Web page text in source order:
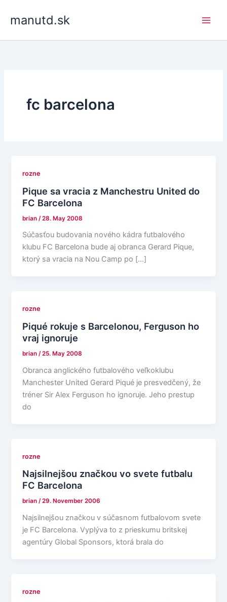
manutd.sk
fc barcelona
rozne
Pique sa vracia z Manchestru United do
FC Barcelona
brian /28. May 2008
Súčasťou budovania nového kádra futbalového
klubu FC Barcelona bude aj obranca Gerard Pique,
ktorý sa vracia na Nou Camp po […]
rozne
Piqué rokuje s Barcelonou, Ferguson ho
vraj ignoruje
brian/25. May 2008
Obranca anglického futbalového veľkoklubu
Manchester United Gerard Piqué je presvedčený, že
tréner Sir Alex Ferguson ho ignoruje. Jeho prestup
do
rozne
Najsilnejšou značkou vo svete futbalu
FC Barcelona
brian/29. November 2006
Najsilnejšou značkou v súčasnom futbalovom svete
je FC Barcelona. Vyplýva to z prieskumu britskej
agentúry Global Sponsors, ktorá brala do
rozne